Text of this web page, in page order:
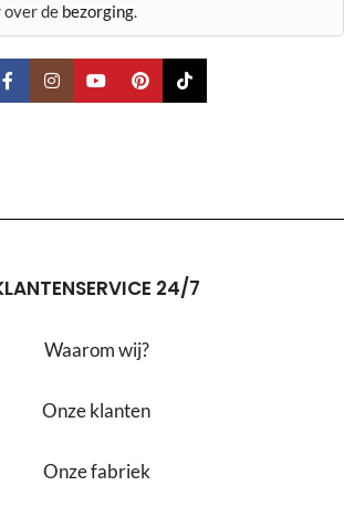
over de bezorging.
24/7
Waarom wij?
Onze klanten
Onze fabriek